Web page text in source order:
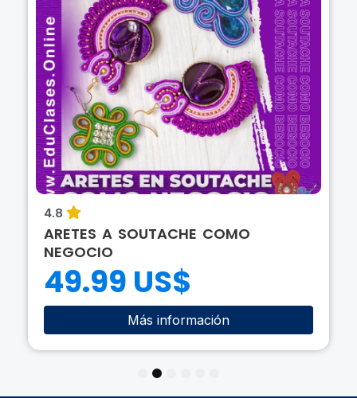
4.8
ARETES A SOUTACHE COMO
NEGOCIO
49.99 US$
Más información
5